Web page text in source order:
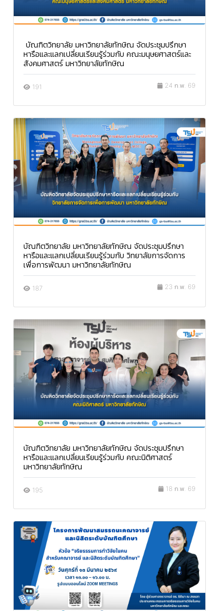
บัณฑิตวิทยาลัย มหาวิทยาลัยทักษิณ จัดประชุมปรึกษา
หารือและแลกเปลี่ยนเรียนรู้ร่วมกับ คณะมนุษยศาสตร์และ
สังคมศาสตร์ มหาวิทยาลัยทักษิณ
191 24 ก.พ. 69
บัณฑิตวิทยาลัย มหาวิทยาลัยทักษิณ จัดประชุมปรึกษา
หารือและแลกเปลี่ยนเรียนรู้ร่วมกับ วิทยาลัยการจัดการ
เพื่อการพัฒนา มหาวิทยาลัยทักษิณ
187 23 ก.พ. 69
บัณฑิตวิทยาลัย มหาวิทยาลัยทักษิณ จัดประชุมปรึกษา
หารือและแลกเปลี่ยนเรียนรู้ร่วมกับ คณะนิติศาสตร์
มหาวิทยาลัยทักษิณ
195 18 ก.พ. 69